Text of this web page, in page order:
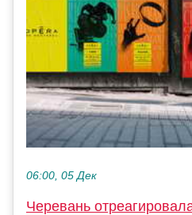
06:00, 05 Дек
Черевань